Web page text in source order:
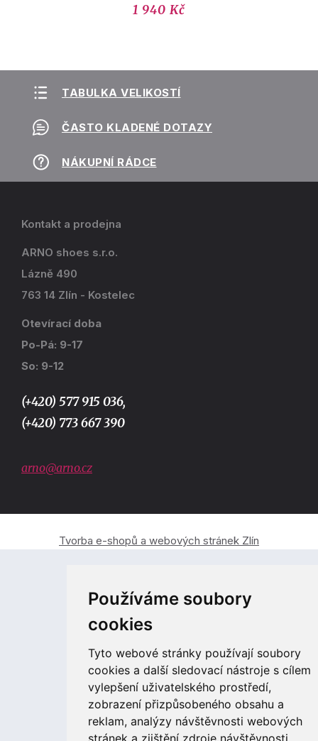
Používáme soubory
cookies
Tyto webové stránky používají soubory
cookies a další sledovací nástroje s cílem
vylepšení uživatelského prostředí,
zobrazení přizpůsobeného obsahu a
reklam, analýzy návštěvnosti webových
stránek a zjištění zdroje návštěvnosti.
1 940 Kč
TABULKA VELIKOSTÍ
ČASTO KLADENÉ DOTAZY
NÁKUPNÍ RÁDCE
Kontakt a prodejna
ARNO shoes s.r.o.
Lázně 490
763 14 Zlín - Kostelec
Otevírací doba
Po-Pá: 9-17
So: 9-12
(+420) 577 915 036,
(+420) 773 667 390
arno@arno.cz
Tvorba e-shopů a webových stránek Zlín